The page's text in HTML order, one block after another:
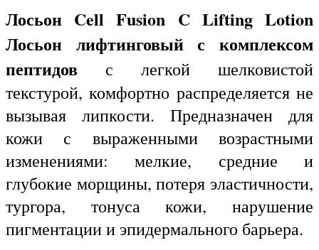
Лосьон Cell Fusion C Lifting Lotion
Лосьон лифтинговый с комплексом
пептидов с легкой шелковистой
текстурой, комфортно распределяется не
вызывая липкости. Предназначен для
кожи с выраженными возрастными
изменениями: мелкие, средние и
глубокие морщины, потеря эластичности,
тургора, тонуса кожи, нарушение
пигментации и эпидермального барьера.